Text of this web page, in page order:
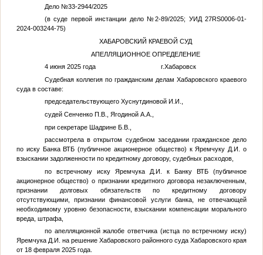
Дело №33-2944/2025
(в суде первой инстанции дело №2-89/2025; УИД 27RS0006-01-
2024-003244-75)
ХАБАРОВСКИЙ КРАЕВОЙ СУД
АПЕЛЛЯЦИОННОЕ ОПРЕДЕЛЕНИЕ
4 июня 2025 года г.Хабаровск
Судебная коллегия по гражданским делам Хабаровского краевого
суда в составе:
председательствующего Хуснутдиновой И.И.,
судей Сенченко П.В., Ягодиной А.А.,
при секретаре Шадрине Б.В.,
рассмотрела в открытом судебном заседании гражданское дело
по иску Банка ВТБ (публичное акционерное общество) к Яремчуку Д.И.
о
взыскании задолженности по кредитному договору, судебных расходов,
по встречному иску Яремчука Д.И.
к Банку ВТБ (публичное
акционерное общество) о признании кредитного договора незаключенным,
признании долговых обязательств по кредитному договору
отсутствующими, признании финансовой услуги банка, не отвечающей
необходимому уровню безопасности, взыскании компенсации морального
вреда, штрафа,
по апелляционной жалобе ответчика (истца по встречному иску)
Яремчука Д.И. на решение Хабаровского районного суда Хабаровского края
от 18 февраля 2025 года.